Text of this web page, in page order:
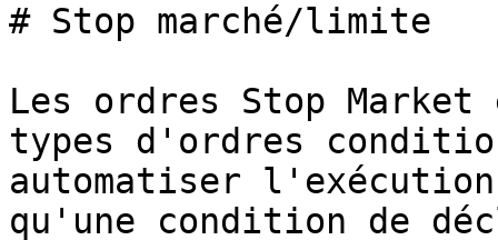
# Stop marché/limite
Les ordres Stop
types d'ordres
automatiser
qu'une condition de